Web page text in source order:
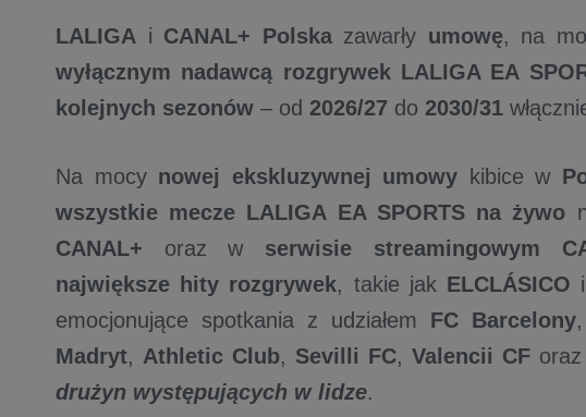
LALIGA i CANAL+ Polskazawarły umowę, na
wyłącznym nadawcą rozgrywek LALIGA EA
kolejnych sezonów – od 2026/27 do 2030/31
Na mocy nowej ekskluzywnej umowy kibice w
wszystkie mecze LALIGA EA SPORTS na żywo
CANAL+ oraz w serwisie streamingowym
największe hity rozgrywek, takie jak ELCLÁSICO i
emocjonujące spotkania z udziałem FC Barcelony,
Madryt, Athletic Club, Sevilli FC, Valencii CF oraz
drużyn występujących w lidze.